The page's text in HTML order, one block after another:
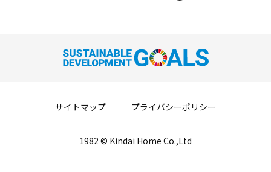
サイトマップ ｜ プライバシーポリシー
1982 © Kindai Home Co.,Ltd